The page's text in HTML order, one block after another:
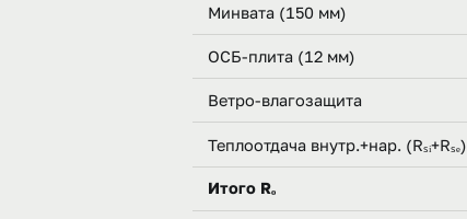
Минвата (150 мм)
ОСБ-плита (12 мм)
Ветро-влагозащита
Теплоотдача внутр.+нар. (Rₛᵢ+Rₛₑ)
Итого Rₒ